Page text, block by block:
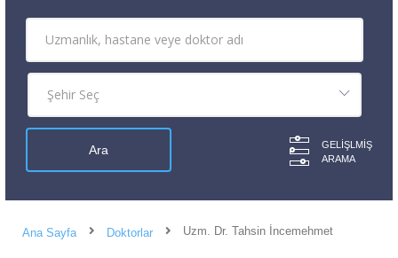
GELIŞLMIŞ
ARAMA
Ana Sayfa Doktorlar Uzm. Dr. Tahsin İncemehmet